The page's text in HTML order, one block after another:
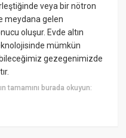
veya bir nötron
meydana gelen
oluşur. Evde altın
mümkün
gezegenimizde
tamamını burada okuyun: